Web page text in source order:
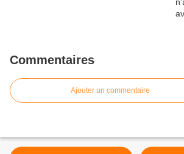
Commentaires
Ajouter un commentaire